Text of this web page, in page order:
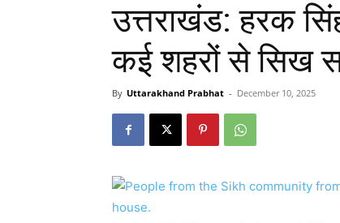
उत्तराखंड: हरक
कई शहरों से सिख
By Uttarakhand Prabhat - December 10, 2025